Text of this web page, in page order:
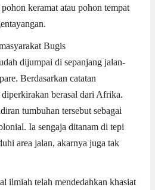
keramat atau pohon tempat
Bugis
dijumpai di sepanjang jalan-
Berdasarkan catatan
berasal dari Afrika.
tumbuhan tersebut sebagai
Ia sengaja ditanam di tepi
area jalan, akarnya juga tak
ilmiah telah mendedahkan khasiat